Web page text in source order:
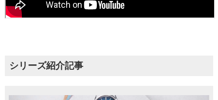
シリーズ紹介記事